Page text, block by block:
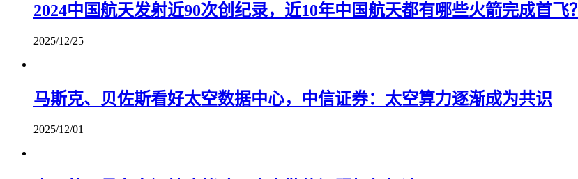
2024中国航天发射近90次创纪录，近10年中国航天都有哪些火箭完成首飞？
2025/12/25
马斯克、贝佐斯看好太空数据中心，中信证券：太空算力逐渐成为共识
2025/12/01